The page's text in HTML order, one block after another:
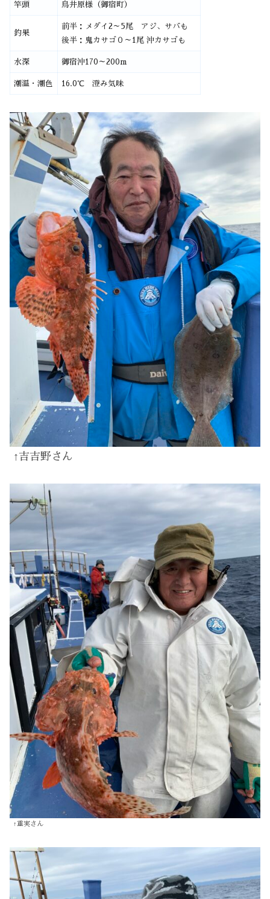
竿頭 鳥井原様（御宿町）
釣果
前半：メダイ2～5尾 アジ、サバも
後半：鬼カサゴ０～1尾 沖カサゴも
水深 御宿沖170～200m
潮温・潮色 16.0℃ 澄み気味
↑吉吉野さん
↑重実さん